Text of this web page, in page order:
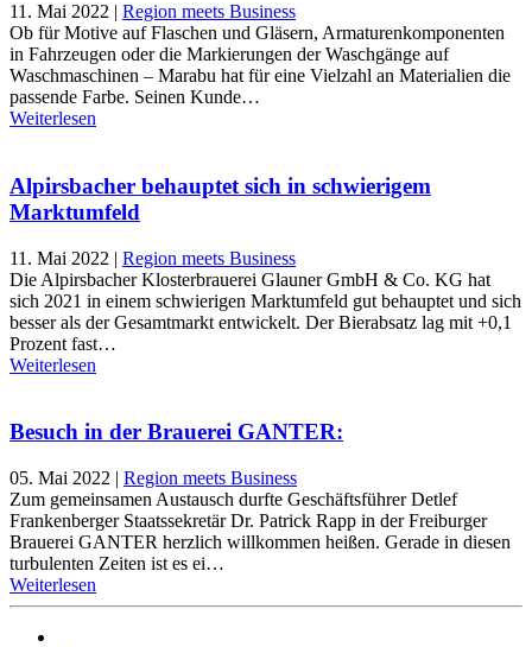
11. Mai 2022 | Region meets Business
Ob für Motive auf Flaschen und Gläsern, Armaturenkomponenten
in Fahrzeugen oder die Markierungen der Waschgänge auf
Waschmaschinen – Marabu hat für eine Vielzahl an Materialien die
passende Farbe. Seinen Kunde…
Weiterlesen
Alpirsbacher behauptet sich in schwierigem
Marktumfeld
11. Mai 2022 | Region meets Business
Die Alpirsbacher Klosterbrauerei Glauner GmbH & Co. KG hat
sich 2021 in einem schwierigen Marktumfeld gut behauptet und sich
besser als der Gesamtmarkt entwickelt. Der Bierabsatz lag mit +0,1
Prozent fast…
Weiterlesen
Besuch in der Brauerei GANTER:
05. Mai 2022 | Region meets Business
Zum gemeinsamen Austausch durfte Geschäftsführer Detlef
Frankenberger Staatssekretär Dr. Patrick Rapp in der Freiburger
Brauerei GANTER herzlich willkommen heißen. Gerade in diesen
turbulenten Zeiten ist es ei…
Weiterlesen